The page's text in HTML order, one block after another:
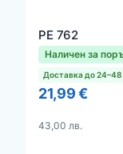
PE 762
Наличен за
Доставка до 24–48
21,99 €
43,00 лв.